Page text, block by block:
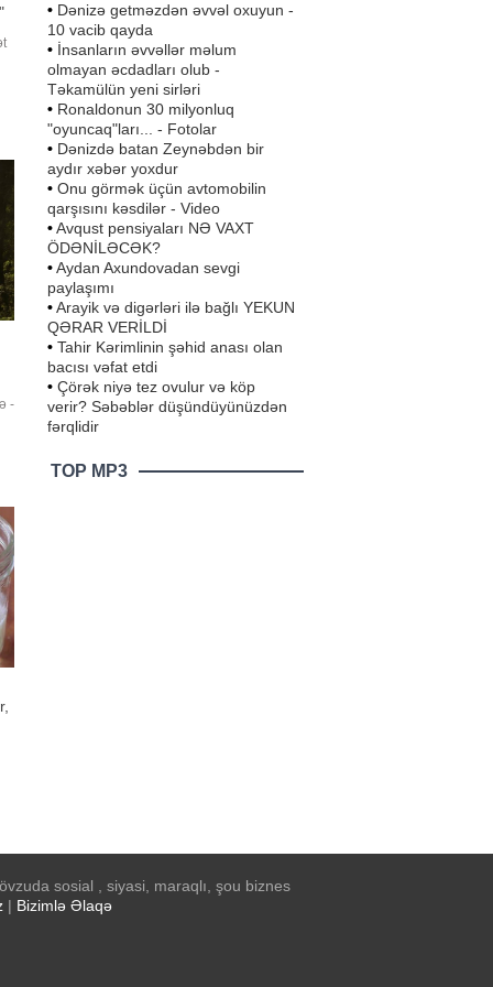
-
• Dənizə getməzdən əvvəl oxuyun -
10 vacib qayda
• İnsanların əvvəllər məlum
olmayan əcdadları olub -
Təkamülün yeni sirləri
• Ronaldonun 30 milyonluq
"oyuncaq"ları... - Fotolar
• Dənizdə batan Zeynəbdən bir
aydır xəbər yoxdur
• Onu görmək üçün avtomobilin
qarşısını kəsdilər - Video
•Avqust pensiyaları NƏ VAXT
ÖDƏNİLƏCƏK?
•Aydan Axundovadan sevgi
paylaşımı
•Arayik və digərləri ilə bağlı YEKUN
QƏRAR VERİLDİ
• Tahir Kərimlinin şəhid anası olan
bacısı vəfat etdi
• Çörək niyə tez ovulur və köp
verir? Səbəblər düşündüyünüzdən
fərqlidir
TOP MP3
sosial , siyasi, maraqlı, şou biznes
| Bizimlə Əlaqə